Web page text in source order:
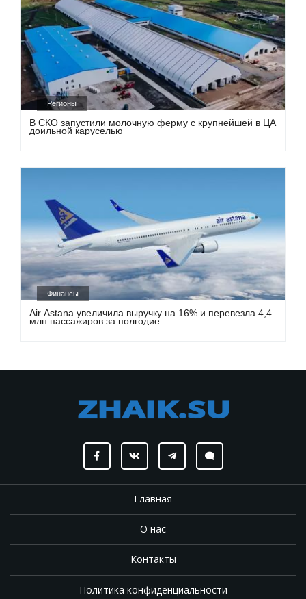
Регионы
В СКО запустили молочную ферму с крупнейшей в ЦА
доильной каруселью
Финансы
Air Astana увеличила выручку на 16% и перевезла 4,4
млн пассажиров за полгодие
Главная
О нас
Контакты
Политика конфиденциальности